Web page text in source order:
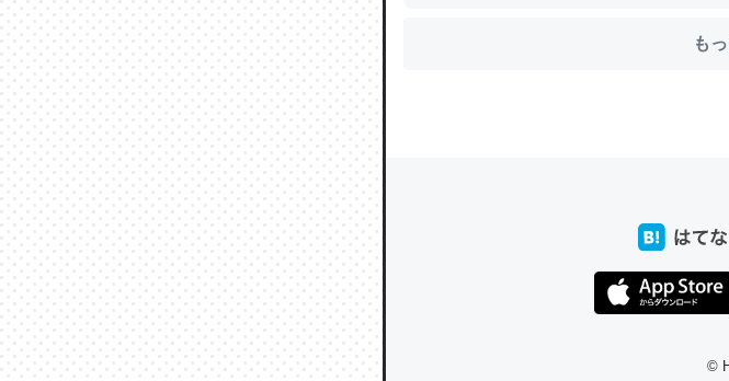
ちょうど同じ理由でEcho Show 8を設定
きる。一生で親と会える残り時間を日数
を実質100倍以上に伸ばす効果があるは
─たまにLINEするくらいだった遠方の父67歳と僕
も
©